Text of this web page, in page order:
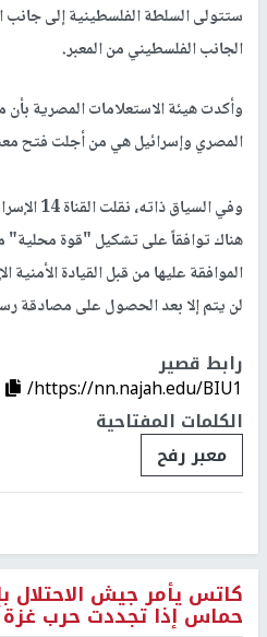
ستتولى السلطة الفلسطينية إلى جانب
الجانب الفلسطيني من المعبر.
وأكدت هيئة الاستعلامات المصرية
المصري وإسرائيل هي من أجلت فتح
وفي
هناك توافقاً على تشكيل "قوة محلية"
الموافقة عليها من قبل القيادة الأمنية
لن يتم إلا بعد الحصول على مصادقة
رابط قصير
https://nn.najah.edu/BIU1/
الكلمات المفتاحية
معبر رفح
كاتس يأمر جيش الاحتلال
حماس إذا تجددت حرب غزة